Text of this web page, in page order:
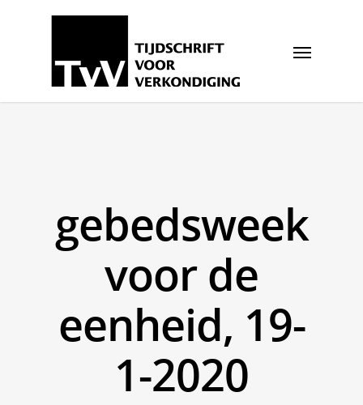
gebedsweek
voor de
eenheid, 19-
1-2020